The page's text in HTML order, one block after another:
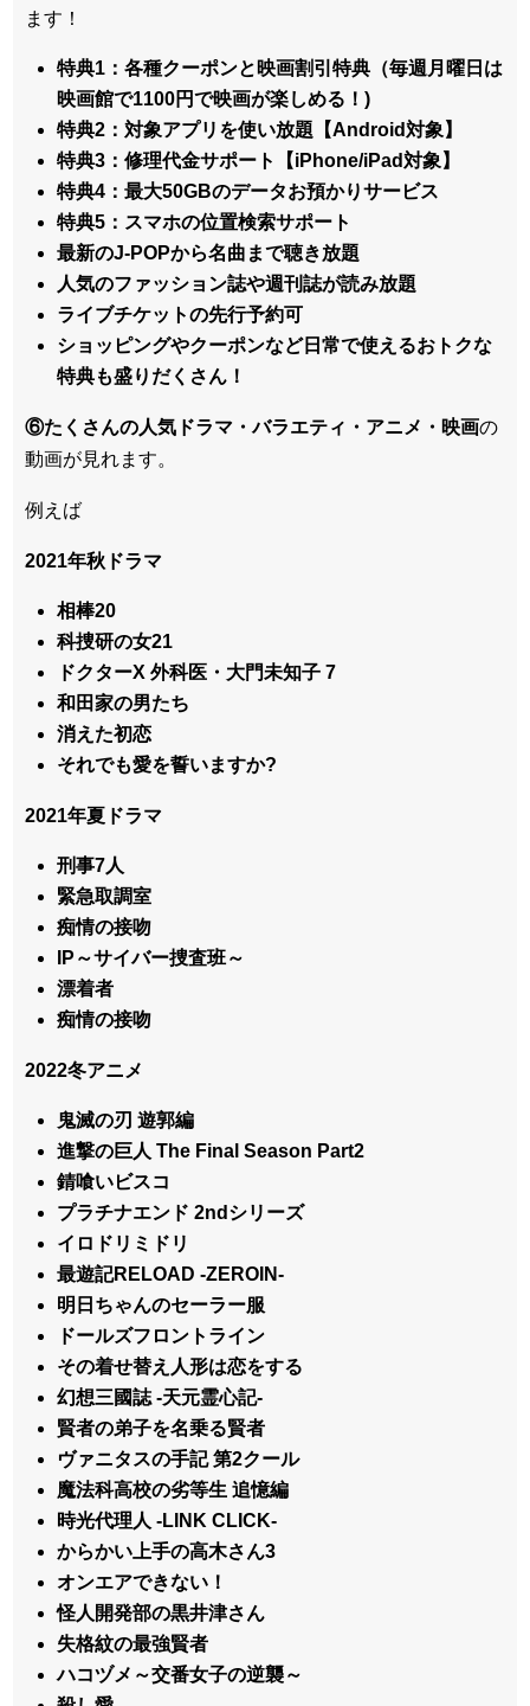
ます！
特典1：各種クーポンと映画割引特典（毎週月曜日は
映画館で1100円で映画が楽しめる！)
特典2：対象アプリを使い放題【Android対象】
特典3：修理代金サポート【iPhone/iPad対象】
特典4：最大50GBのデータお預かりサービス
特典5：スマホの位置検索サポート
最新のJ-POPから名曲まで聴き放題
人気のファッション誌や週刊誌が読み放題
ライブチケットの先行予約可
ショッピングやクーポンなど日常で使えるおトクな
特典も盛りだくさん！
⑥たくさんの人気ドラマ・バラエティ・アニメ・映画の
動画が見れます。
例えば
2021年秋ドラマ
相棒20
科捜研の女21
ドクターX 外科医・大門未知子 7
和田家の男たち
消えた初恋
それでも愛を誓いますか?
2021年夏ドラマ
刑事7人
緊急取調室
痴情の接吻
IP～サイバー捜査班～
漂着者
痴情の接吻
2022冬アニメ
鬼滅の刃 遊郭編
進撃の巨人 The Final Season Part2
錆喰いビスコ
プラチナエンド 2ndシリーズ
イロドリミドリ
最遊記RELOAD -ZEROIN-
明日ちゃんのセーラー服
ドールズフロントライン
その着せ替え人形は恋をする
幻想三國誌 -天元霊心記-
賢者の弟子を名乗る賢者
ヴァニタスの手記 第2クール
魔法科高校の劣等生 追憶編
時光代理人 -LINK CLICK-
からかい上手の高木さん3
オンエアできない！
怪人開発部の黒井津さん
失格紋の最強賢者
ハコヅメ～交番女子の逆襲～